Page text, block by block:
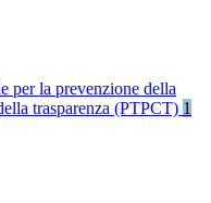
per la prevenzione della
trasparenza (PTPCT) 1